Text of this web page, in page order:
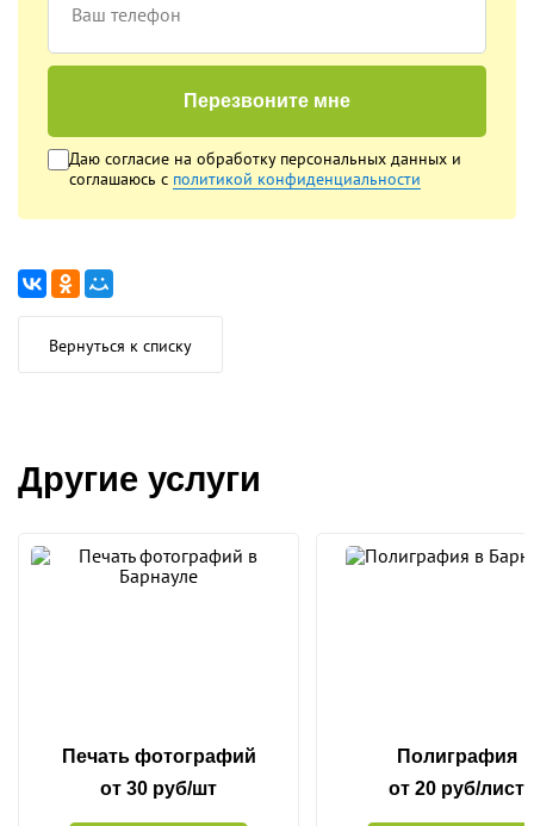
Ваш телефон
Перезвоните мне
Даю согласие на обработку персональных данных и
соглашаюсь с политикой конфиденциальности
Вернуться к списку
Другие услуги
Печать фотографий
от 30 руб/шт
Полиграфия
от 20 руб/лист